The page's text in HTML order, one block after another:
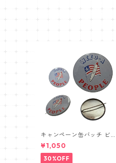
キャンペーン缶バッチ ビン
テージ vintage USA FLAG
¥1,050
30%OFF